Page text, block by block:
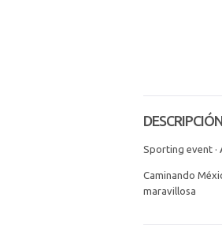
Sporting event
Caminando
maravillosa